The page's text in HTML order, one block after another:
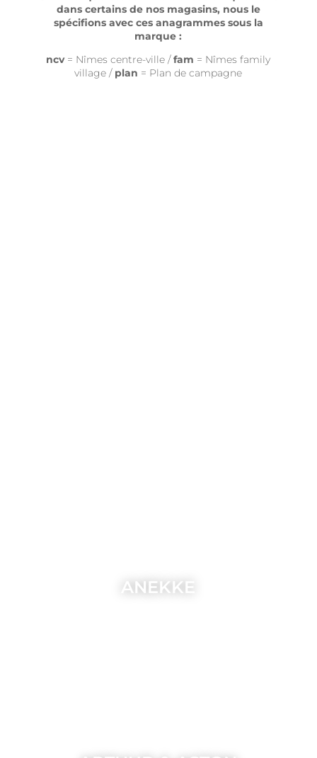
dans certains de nos magasins, nous le
spécifions avec ces anagrammes sous la
marque :
ncv= Nîmes centre-ville /fam = Nîmes family
village / plan = Plan de campagne
ANEKKE